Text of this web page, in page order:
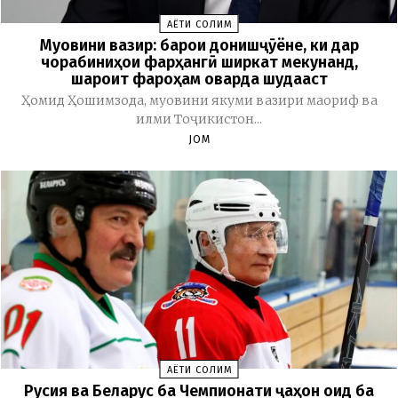
ҲАЁТИ СОЛИМ
Муовини вазир: барои донишҷӯёне, ки дар
чорабиниҳои фарҳангӣ ширкат мекунанд,
шароит фароҳам оварда шудааст
Ҳомид Ҳошимзода, муовини якуми вазири маориф ва
илми Тоҷикистон...
JOM
ҲАЁТИ СОЛИМ
Русия ва Беларус ба Чемпионати ҷаҳон оид ба